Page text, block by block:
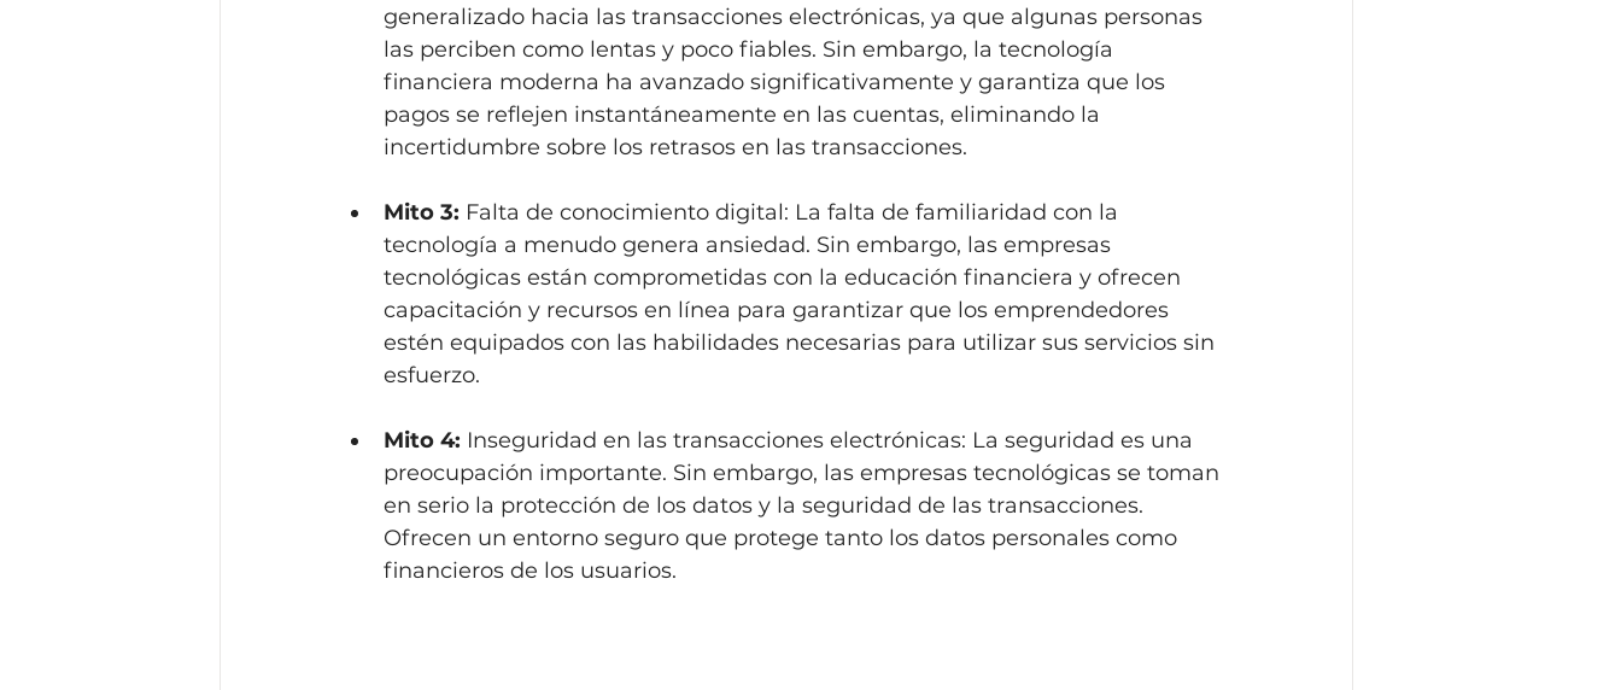
generalizado hacia las transacciones electrónicas, ya que algunas personas
las perciben como lentas y poco fiables. Sin embargo, la tecnología
financiera moderna ha avanzado significativamente y garantiza que los
pagos se reflejen instantáneamente en las cuentas, eliminando la
incertidumbre sobre los retrasos en las transacciones.
Mito 3: Falta de conocimiento digital: La falta de familiaridad con la
tecnología a menudo genera ansiedad. Sin embargo, las empresas
tecnológicas están comprometidas con la educación financiera y ofrecen
capacitación y recursos en línea para garantizar que los emprendedores
estén equipados con las habilidades necesarias para utilizar sus servicios sin
esfuerzo.
Mito 4: Inseguridad en las transacciones electrónicas: La seguridad es una
preocupación importante. Sin embargo, las empresas tecnológicas se toman
en serio la protección de los datos y la seguridad de las transacciones.
Ofrecen un entorno seguro que protege tanto los datos personales como
financieros de los usuarios.